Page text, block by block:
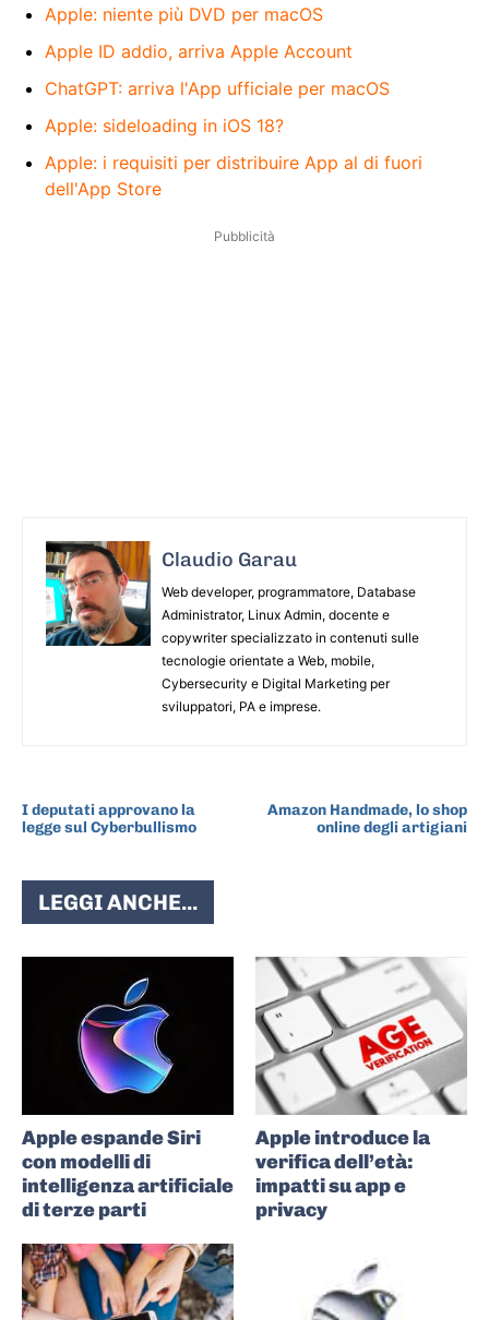
Apple: niente più DVD per macOS
Apple ID addio, arriva Apple Account
ChatGPT: arriva l'App ufficiale per macOS
Apple: sideloading in iOS 18?
Apple: i requisiti per distribuire App al di fuori
dell'App Store
Pubblicità
Claudio Garau
Web developer, programmatore, Database
Administrator, Linux Admin, docente e
copywriter specializzato in contenuti sulle
tecnologie orientate a Web, mobile,
Cybersecurity e Digital Marketing per
sviluppatori, PA e imprese.
I deputati approvano la
legge sul Cyberbullismo
Amazon Handmade, lo shop
online degli artigiani
LEGGI ANCHE...
Apple espande Siri
con modelli di
intelligenza artificiale
di terze parti
Apple introduce la
verifica dell’età:
impatti su app e
privacy